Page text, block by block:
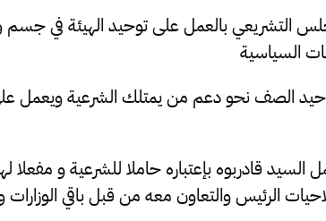
التشريعي بالعمل على توحيد الهيئة في
السياسية
الصف نحو دعم من يمتلك الشرعية ويعمل
السيد قادربوه بإعتباره حاملا للشرعية و
الرئيس والتعاون معه من قبل باقي